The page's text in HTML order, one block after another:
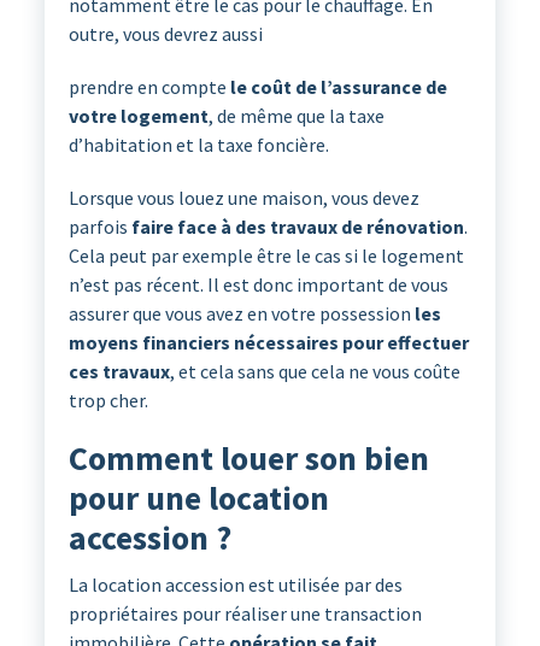
notamment être le cas pour le chauffage. En
outre, vous devrez aussi
prendre en compte le coût de l’assurance de
votre logement, de même que la taxe
d’habitation et la taxe foncière.
Lorsque vous louez une maison, vous devez
parfois faire face à des travaux de rénovation.
Cela peut par exemple être le cas si le logement
n’est pas récent. Il est donc important de vous
assurer que vous avez en votre possession les
moyens financiers nécessaires pour effectuer
ces travaux, et cela sans que cela ne vous coûte
trop cher.
Comment louer son bien
pour une location
accession ?
La location accession est utilisée par des
propriétaires pour réaliser une transaction